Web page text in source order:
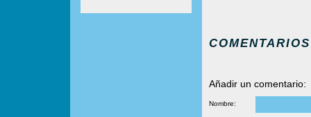
COMENTARIOS
Añadir un comentario:
Nombre: